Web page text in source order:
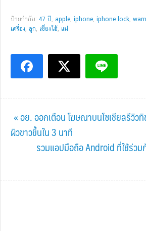
ป้ายกำกับ: 47 ปี, apple, iphone, iphone lock,
เครื่อง, ลูก, เซี่ยงไฮ้, แม่
Previous
Post:
« อย. ออกเตือน โฆษณาบนโซเชียลรีวิว
ผิวขาวขึ้นใน 3 นาที
Next
รวมแอปมือถือ Android ที่ใช้ร่ว